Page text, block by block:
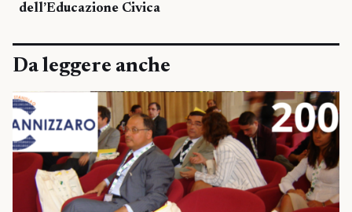
dell’Educazione Civica
Da leggere anche